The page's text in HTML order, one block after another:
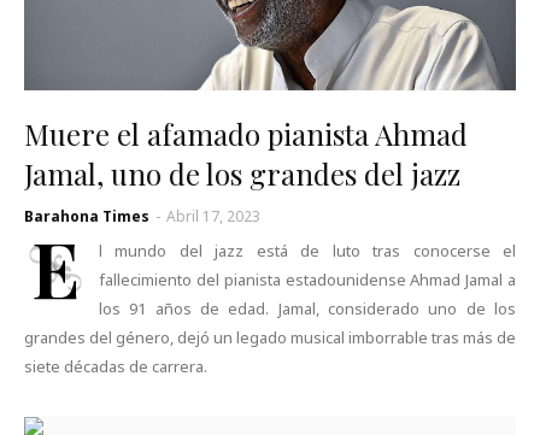
Muere el afamado pianista Ahmad
Jamal, uno de los grandes del jazz
Barahona Times - Abril 17, 2023
E
l mundo del jazz está de luto tras conocerse el
fallecimiento del pianista estadounidense Ahmad Jamal a
los 91 años de edad. Jamal, considerado uno de los
grandes del género, dejó un legado musical imborrable tras más de
siete décadas de carrera.